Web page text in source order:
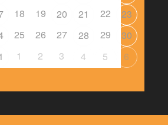
18 19 20 21 22
23
25 26 27 28 29
30
1 2 3 4 5 6